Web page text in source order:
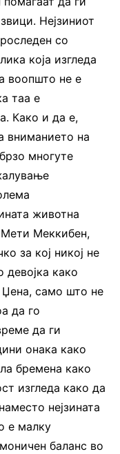
Нејзиниот
со
која изгледа
воопшто не е
таа е
Како и да е,
вниманието на
многуте
животна
Мети Меккибен,
за кој никој не
како
само што не
да го
да ги
онака како
бремена како
изгледа како да
нејзината
е малку
баланс во